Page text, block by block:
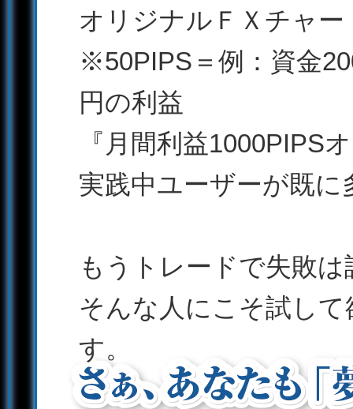
オリジナルＦＸチャー
※50PIPS＝例：資金
円の利益
『月間利益1000PIPS
実践中ユーザーが既
もうトレードで失敗
そんな人にこそ試し
す。